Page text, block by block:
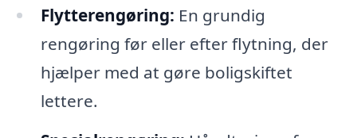
Flytterengøring: En grundig
rengøring før eller efter flytning, der
hjælper med at gøre boligskiftet
lettere.